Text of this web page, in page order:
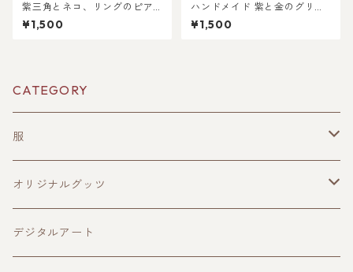
紫三角とネコ、リングのピア
ス
¥1,500
ハンドメイド 紫と金のグリッ
ターリング
¥1,500
CATEGORY
服
メンズ
レディース
オリジナルグッツ
キャップ
デジタルアート